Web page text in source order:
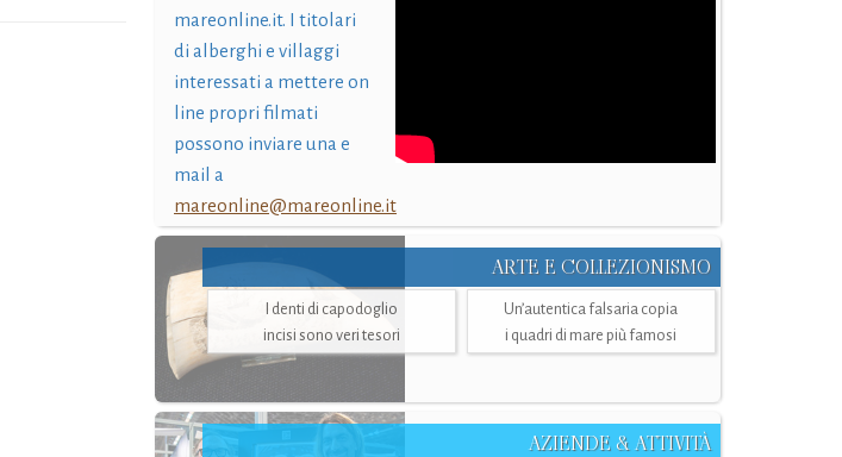
mareonline.it. I titolari
di alberghi e villaggi
interessati a mettere on
line propri filmati
possono inviare una e
mail a
mareonline@mareonline.it
ARTE E COLLEZIONISMO
I denti di capodoglio
incisi sono veri tesori
Un’autentica falsaria copia
i quadri di mare più famosi
AZIENDE & ATTIVITÀ